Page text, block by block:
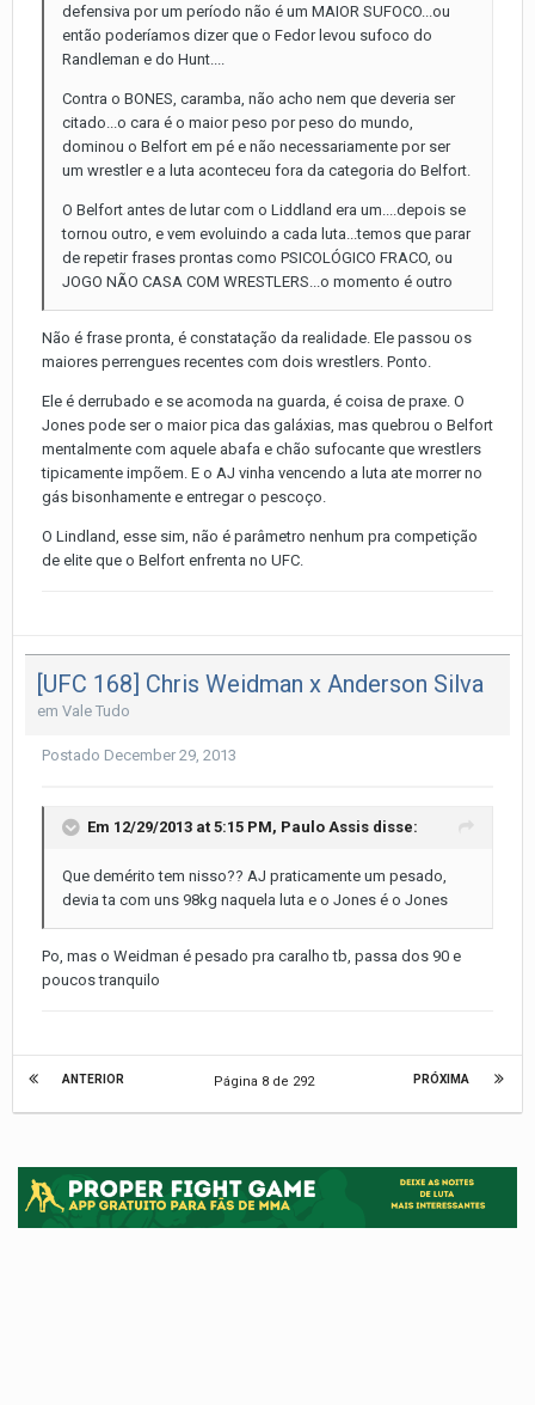
defensiva por um período não é um MAIOR SUFOCO...ou
então poderíamos dizer que o Fedor levou sufoco do
Randleman e do Hunt....
Contra o BONES, caramba, não acho nem que deveria ser
citado...o cara é o maior peso por peso do mundo,
dominou o Belfort em pé e não necessariamente por ser
um wrestler e a luta aconteceu fora da categoria do Belfort.
O Belfort antes de lutar com o Liddland era um....depois se
tornou outro, e vem evoluindo a cada luta...temos que parar
de repetir frases prontas como PSICOLÓGICO FRACO, ou
JOGO NÃO CASA COM WRESTLERS...o momento é outro
Não é frase pronta, é constatação da realidade. Ele passou os
maiores perrengues recentes com dois wrestlers. Ponto.
Ele é derrubado e se acomoda na guarda, é coisa de praxe. O
Jones pode ser o maior pica das galáxias, mas quebrou o Belfort
mentalmente com aquele abafa e chão sufocante que wrestlers
tipicamente impõem. E o AJ vinha vencendo a luta ate morrer no
gás bisonhamente e entregar o pescoço.
O Lindland, esse sim, não é parâmetro nenhum pra competição
de elite que o Belfort enfrenta no UFC.
[UFC 168] Chris Weidman x Anderson Silva
em Vale Tudo
Postado December 29, 2013
Em 12/29/2013 at 5:15 PM, Paulo Assis disse:
Que demérito tem nisso?? AJ praticamente um pesado,
devia ta com uns 98kg naquela luta e o Jones é o Jones
Po, mas o Weidman é pesado pra caralho tb, passa dos 90 e
poucos tranquilo
ANTERIOR PRÓXIMA
Página 8 de 292